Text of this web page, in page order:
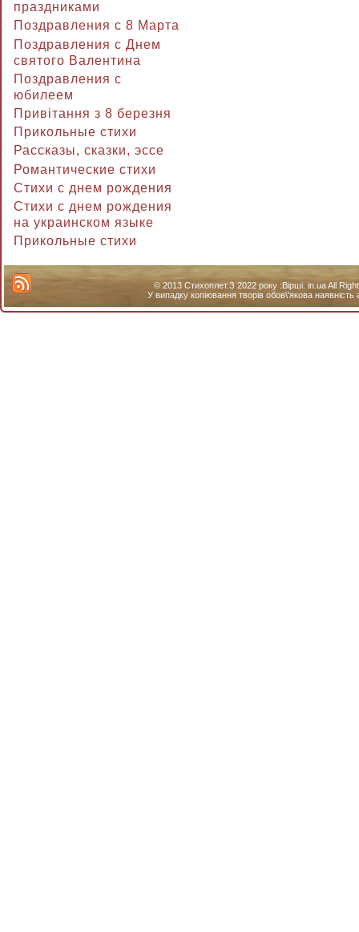
праздниками
Поздравления с 8 Марта
Поздравления с Днем
святого Валентина
Поздравления с
юбилеем
Привітання з 8 березня
Прикольные стихи
Рассказы, сказки, эссе
Романтические стихи
Стихи с днем рождения
Стихи с днем рождения
на украинском языке
Прикольные стихи
© 2013 Стихоплет.З 2022 року :Вірші. in.ua All
У випадку копіювання творів обов\'якова наявність